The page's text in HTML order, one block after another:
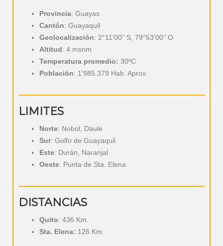
Provincia: Guayas
Cantón: Guayaquil
Geolocalización: 2°11’00’’ S, 79°53’00’’ O
Altitud: 4 msnm
Temperatura promedio: 30ºC
Población: 1’985.379 Hab. Aprox.
LIMITES
Norte: Nobol, Daule
Sur: Golfo de Guayaquil
Este: Durán, Naranjal
Oeste: Punta de Sta. Elena
DISTANCIAS
Quito: 436 Km.
Sta. Elena: 126 Km.